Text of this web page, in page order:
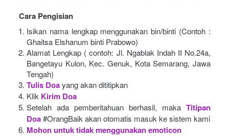
Cara Pengisian
Isikan nama lengkap menggunakan bin/binti (Contoh :
Ghaitsa Elshanum binti Prabowo)
Alamat Lengkap ( contoh: Jl. Ngablak Indah II No.24a,
Bangetayu Kulon, Kec. Genuk, Kota Semarang, Jawa
Tengah)
Tulis Doayang akan dititipkan
Klik Kirim Doa
Setelah ada pemberitahuan berhasil, maka Titipan
Doa#OrangBaik akan otomatis masuk ke sistem kami
Mohon untuk tidak menggunakan emoticon